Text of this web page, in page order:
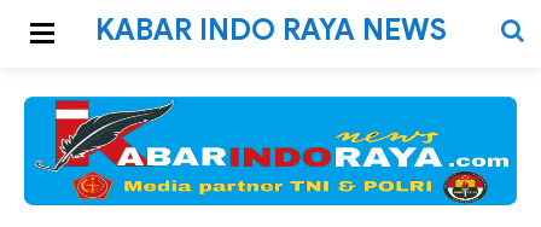
KABAR INDO RAYA NEWS